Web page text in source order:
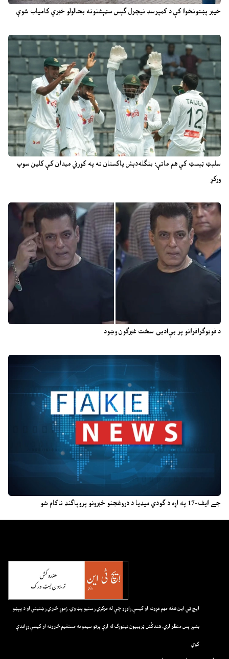
خیبر پښتونخوا کې د کمپرسډ نیچرل ګېس سټېشنونه بحالولو خبرې کامیاب شوې
سلېټ ټېسټ کې هم ماتې؛ بنګله‌دېش پاکستان ته په کورني میدان کې کلین سوپ
ورکړ
د فوټوګرافرانو پر بې‌ادبۍ سخت غبرګون وښود
جے ایف-17 په اړه د ګودي میډیا د دروغجنو خبرونو پروپاګنډ ناکام شو
ايچ ټي اين هغه مهم غږونه او کيسې راوړو چې له مرکزي رسنيو پټ وي. زموږ خبري رښتيني او د پېښو
بشپړ پس منظر لري. هندکُش ټريبيون نيټورک له لرې پرتو سيمو نه مستقيم خبرونه او کيسې وړاندې
کوي